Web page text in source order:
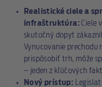
Realistické ciele a
infraštruktúra:Ciele
skutočný dopyt
Vynucovanie prechodu
prispôsobiť trh, môže
– jeden z kľúčových
Nový prístup: